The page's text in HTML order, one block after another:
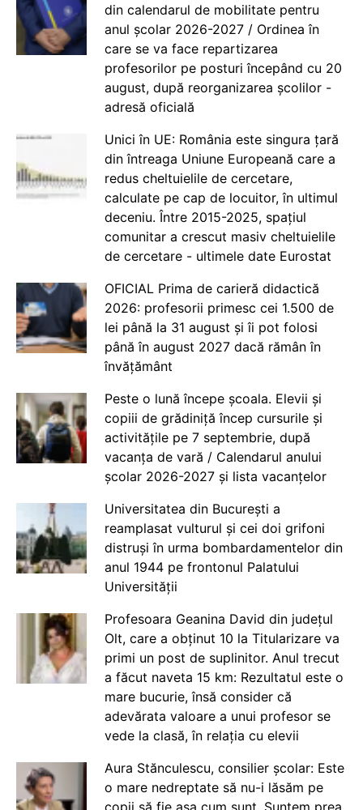
din calendarul de mobilitate pentru
anul școlar 2026-2027 / Ordinea în
care se va face repartizarea
profesorilor pe posturi începând cu 20
august, după reorganizarea școlilor -
adresă oficială
Unici în UE: România este singura țară
din întreaga Uniune Europeană care a
redus cheltuielile de cercetare,
calculate pe cap de locuitor, în ultimul
deceniu. Între 2015-2025, spațiul
comunitar a crescut masiv cheltuielile
de cercetare - ultimele date Eurostat
OFICIAL Prima de carieră didactică
2026: profesorii primesc cei 1.500 de
lei până la 31 august și îi pot folosi
până în august 2027 dacă rămân în
învățământ
Peste o lună începe școala. Elevii și
copiii de grădiniță încep cursurile și
activitățile pe 7 septembrie, după
vacanța de vară / Calendarul anului
școlar 2026-2027 și lista vacanțelor
Universitatea din București a
reamplasat vulturul și cei doi grifoni
distruși în urma bombardamentelor din
anul 1944 pe frontonul Palatului
Universității
Profesoara Geanina David din județul
Olt, care a obținut 10 la Titularizare va
primi un post de suplinitor. Anul trecut
a făcut naveta 15 km: Rezultatul este o
mare bucurie, însă consider că
adevărata valoare a unui profesor se
vede la clasă, în relația cu elevii
Aura Stănculescu, consilier școlar: Este
o mare nedreptate să nu-i lăsăm pe
copii să fie așa cum sunt. Suntem prea